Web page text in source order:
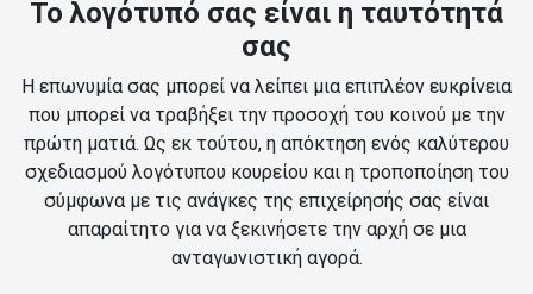
Το λογότυπό σας είναι η ταυτότητά
σας
Η επωνυμία σας μπορεί να λείπει μια επιπλέον ευκρίνεια
που μπορεί να τραβήξει την προσοχή του κοινού με την
πρώτη ματιά. Ως εκ τούτου, η απόκτηση ενός καλύτερου
σχεδιασμού λογότυπου κουρείου και η τροποποίηση του
σύμφωνα με τις ανάγκες της επιχείρησής σας είναι
απαραίτητο για να ξεκινήσετε την αρχή σε μια
ανταγωνιστική αγορά.